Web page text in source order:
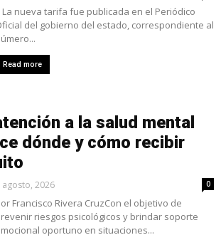
nueva tarifa fue publicada en el Periódico
del gobierno del estado, correspondiente al
Read more
a la salud mental
dónde y cómo recibir
agosto, 2026 0
Francisco Rivera CruzCon el objetivo de
riesgos psicológicos y brindar soporte
oportuno en situaciones...